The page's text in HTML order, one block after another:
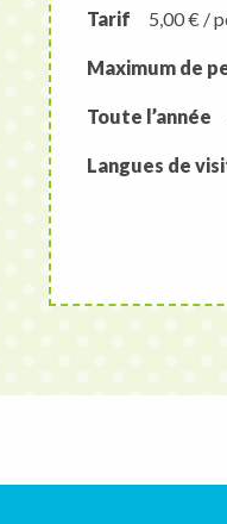
Tarif 5,00 € /
Maximum de
Toute l’année
Langues de